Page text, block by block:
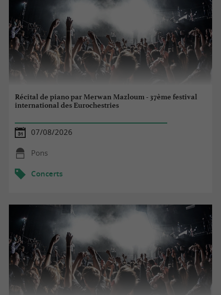
Récital de piano par Merwan Mazloum - 37ème festival
international des Eurochestries
07/08/2026
Pons
Concerts